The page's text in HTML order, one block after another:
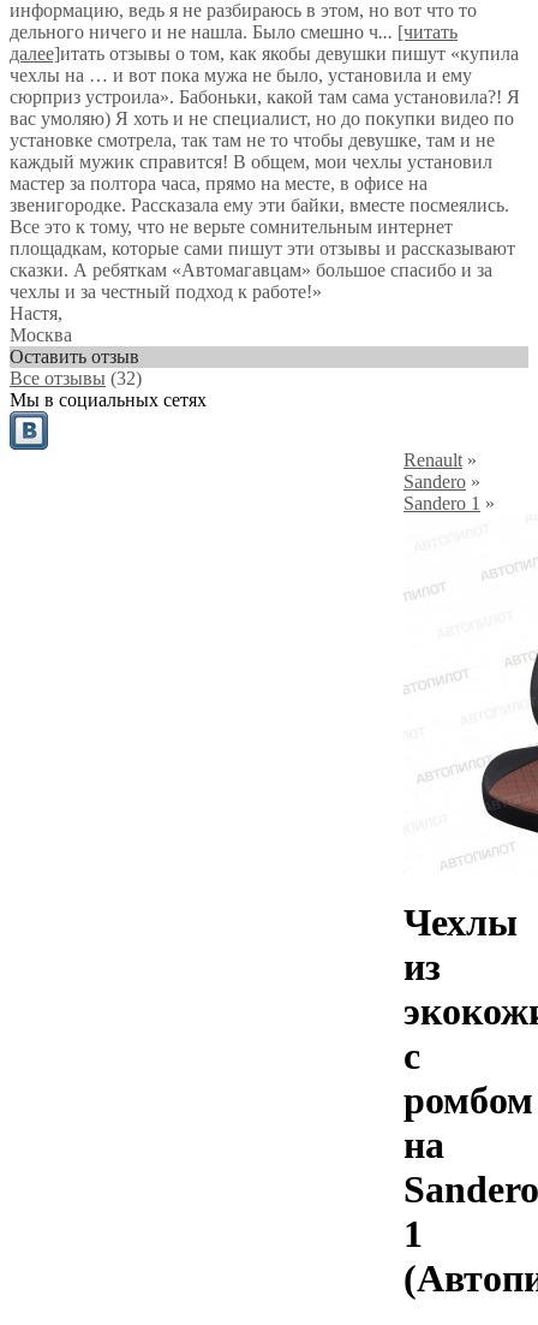
информацию, ведь я не разбираюсь в этом, но вот что то
дельного ничего и не нашла. Было смешно ч... [читать
далее]итать отзывы о том, как якобы девушки пишут «купила
чехлы на … и вот пока мужа не было, установила и ему
сюрприз устроила». Бабоньки, какой там сама установила?! Я
вас умоляю) Я хоть и не специалист, но до покупки видео по
установке смотрела, так там не то чтобы девушке, там и не
каждый мужик справится! В общем, мои чехлы установил
мастер за полтора часа, прямо на месте, в офисе на
звенигородке. Рассказала ему эти байки, вместе посмеялись.
Все это к тому, что не верьте сомнительным интернет
площадкам, которые сами пишут эти отзывы и рассказывают
сказки. А ребяткам «Автомагавцам» большое спасибо и за
чехлы и за честный подход к работе!»
Настя,
Москва
Оставить отзыв
Все отзывы (32)
Мы в социальных сетях
Renault »
Sandero »
Sandero 1 »
Чехлы
из
с
ромбом
на
Sandero
1